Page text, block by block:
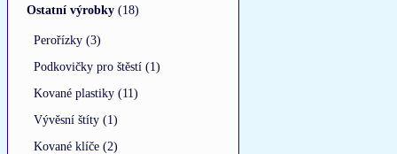
Ostatní výrobky (18)
Perořízky (3)
Podkovičky pro štěstí (1)
Kované plastiky (11)
Vývěsní štíty (1)
Kované klíče (2)